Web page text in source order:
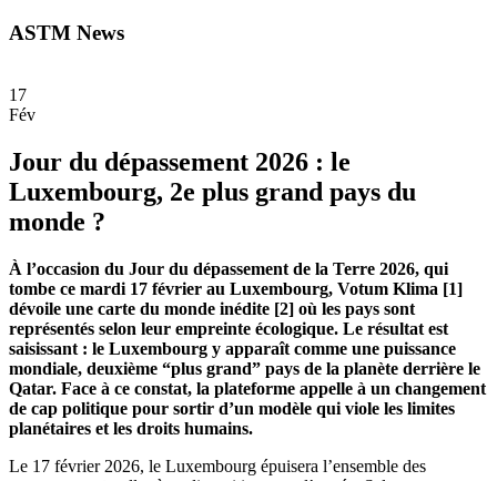
ASTM News
17
Fév
Jour du dépassement 2026 : le
Luxembourg, 2e plus grand pays du
monde ?
À l’occasion du Jour du dépassement de la Terre 2026, qui
tombe ce mardi 17 février au Luxembourg, Votum Klima [1]
dévoile une carte du monde inédite [2] où les pays sont
représentés selon leur empreinte écologique. Le résultat est
saisissant : le Luxembourg y apparaît comme une puissance
mondiale, deuxième “plus grand” pays de la planète derrière le
Qatar. Face à ce constat, la plateforme appelle à un changement
de cap politique pour sortir d’un modèle qui viole les limites
planétaires et les droits humains.
Le 17 février 2026, le Luxembourg épuisera l’ensemble des